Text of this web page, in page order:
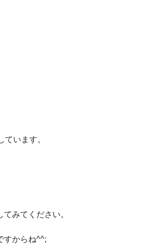
います。
みてください。
すからね^^;